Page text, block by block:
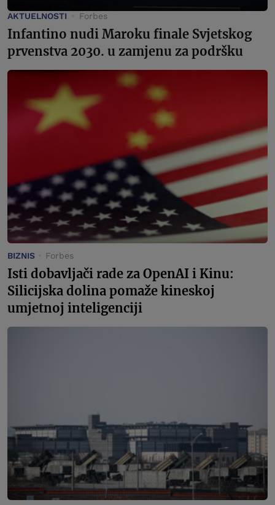
AKTUELNOSTI Forbes
Infantino nudi Maroku finale Svjetskog
prvenstva 2030. u zamjenu za podršku
BIZNIS Forbes
Isti dobavljači rade za OpenAI i Kinu:
Silicijska dolina pomaže kineskoj
umjetnoj inteligenciji